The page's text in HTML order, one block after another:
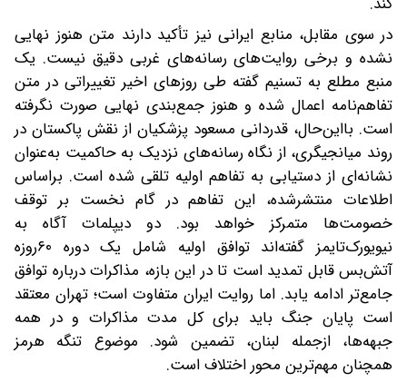
در سوی مقابل، منابع ایرانی نیز تأکید دارند متن هنوز نهایی
نشده و برخی روایت‌های رسانه‌های غربی دقیق نیست. یک
منبع مطلع به تسنیم گفته طی روزهای اخیر تغییراتی در متن
تفاهم‌نامه اعمال شده و هنوز جمع‌بندی نهایی صورت نگرفته
است. با‌این‌حال، قدردانی مسعود پزشکیان از نقش پاکستان در
روند میانجیگری، از نگاه رسانه‌های نزدیک به حاکمیت به‌عنوان
نشانه‌ای از دستیابی به تفاهم اولیه تلقی شده است. بر‌اساس
اطلاعات منتشرشده، این تفاهم در گام نخست بر توقف
خصومت‌ها متمرکز خواهد بود. دو دیپلمات آگاه به
نیویورک‌تایمز گفته‌اند توافق اولیه شامل یک دوره ۶۰‌روزه
آتش‌بس قابل تمدید است تا در این بازه، مذاکرات درباره توافق
جامع‌تر ادامه یابد. اما روایت ایران متفاوت است؛ تهران معتقد
است پایان جنگ باید برای کل مدت مذاکرات و در همه
جبهه‌ها، از‌جمله لبنان، تضمین شود. موضوع تنگه هرمز
همچنان مهم‌ترین محور اختلاف است.